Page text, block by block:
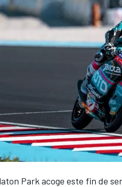
Parkacoge este fin de